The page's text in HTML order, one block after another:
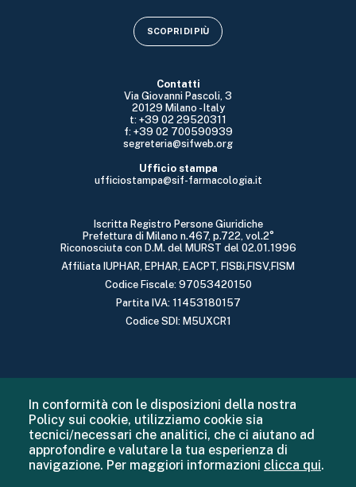
Contatti
Via Giovanni Pascoli, 3
20129 Milano - Italy
t: +39 02 29520311
f: +39 02 700590939
segreteria@sifweb.org
Ufficio stampa
ufficiostampa@sif-farmacologia.it
Iscritta Registro Persone Giuridiche
Prefettura di Milano n.467, p.722, vol.2°
Riconosciuta con D.M. del MURST del 02.01.1996
Affiliata IUPHAR, EPHAR, EACPT, FISBi,FISV,FISM
Codice Fiscale: 97053420150
Partita IVA: 11453180157
Codice SDI: M5UXCR1
SCOPRI DI PIÙ
In conformità con le disposizioni della nostra
Policy sui cookie, utilizziamo cookie sia
tecnici/necessari che analitici, che ci aiutano ad
approfondire e valutare la tua esperienza di
navigazione. Per maggiori informazioni clicca qui.